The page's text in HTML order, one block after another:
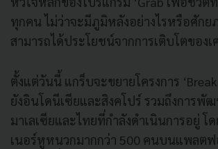
ทุกคน ไม่ว่าจะมีภูมิหลังอย่างไรหรือศัก
สามารถได้ประโยชน์จากการเติบโตของ
ตั้งแต่วันนี้ แกร็บจะขยายโครงการ
ยังอินโดนีเซียและสิงคโปร์ รวมถึงการพัฒ
มาเลเซียและไทยที่กำลังดำเนินการอยู่ โ
เนอร์หูหนวกมากกว่า 500 คนบนแพลตฟ